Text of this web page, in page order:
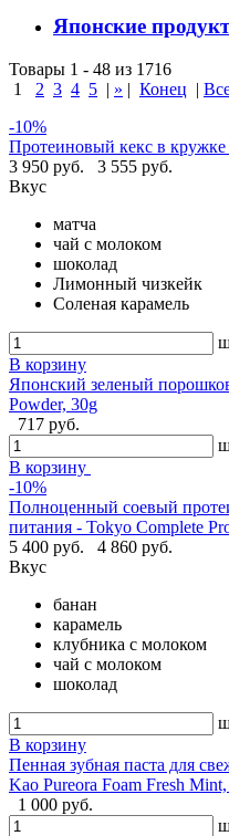
Японские
Товары 1 - 48 из 1716
1
2 3 4 5 | » | Конец |
-10%
Протеиновый кекс в кружке
3 950 руб.
3 555 руб.
Вкус
матча
чай с молоком
шоколад
Лимонный чизкейк
Соленая карамель
В корзину
Японский зеленый
Powder, 30g
717 руб.
В корзину
-10%
Полноценный соевый
питания - Tokyo Complete
5 400 руб.
4 860 руб.
Вкус
банан
карамель
клубника с молоком
чай с молоком
шоколад
В корзину
Пенная зубная паста для
Kao Pureora Foam Fresh
1 000 руб.